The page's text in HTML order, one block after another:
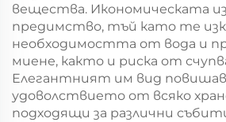
вещества. Икономическата
предимство, тъй като те
необходимостта от вода и
миене, както и риска от
Елегантният им вид
удоволствието от всяко
подходящи за различни